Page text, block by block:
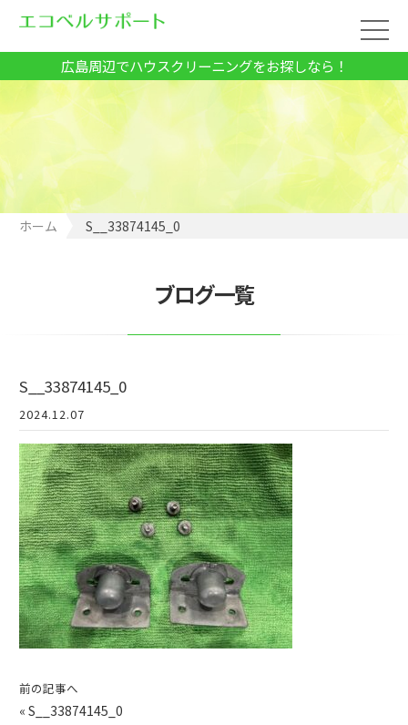
広島周辺でハウスクリーニングをお探しなら！
ホーム S__33874145_0
ブログ一覧
S__33874145_0
2024.12.07
前の記事へ
« S__33874145_0